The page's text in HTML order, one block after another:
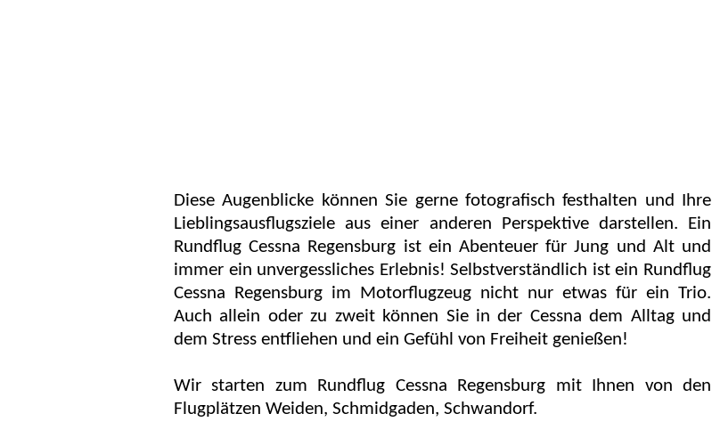
Diese Augenblicke können Sie gerne fotografisch festhalten und Ihre
Lieblingsausflugsziele aus einer anderen Perspektive darstellen. Ein
Rundflug Cessna Regensburg ist ein Abenteuer für Jung und Alt und
immer ein unvergessliches Erlebnis! Selbstverständlich ist ein Rundflug
Cessna Regensburg im Motorflugzeug nicht nur etwas für ein Trio.
Auch allein oder zu zweit können Sie in der Cessna dem Alltag und
dem Stress entfliehen und ein Gefühl von Freiheit genießen!
Wir starten zum Rundflug Cessna Regensburg mit Ihnen von den
Flugplätzen Weiden, Schmidgaden, Schwandorf.